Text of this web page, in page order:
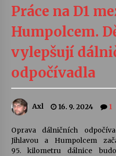
Vernisáž výstavy
30. 7. 2026
Veselí muzikanti
30. 7. 2026
šedesátka: 28.
Letní koncerty
Jenakaši
Práce na D1
Humpolcem.
vylepšují
odpočívadla
Axl 16. 9. 2024 1
Oprava dálničních
Jihlavou a Humpolcem
95. kilometru dálnice